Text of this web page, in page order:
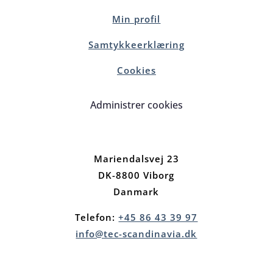
Min profil
Samtykkeerklæring
Cookies
Administrer cookies
Mariendalsvej 23
DK-8800 Viborg
Danmark
Telefon:+45 86 43 39 97
info@tec-scandinavia.dk